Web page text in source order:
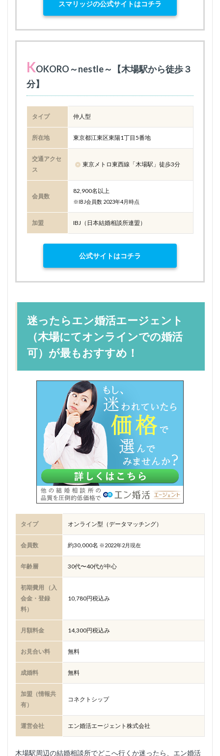
スマリッジの公式サイトはコチラ
KOKORO～nestle～【木場駅から徒歩３
分】
タイプ 仲人型
所在地 東京都江東区東陽1丁目5番地
交通アクセ
ス
東京メトロ東西線「木場駅」徒歩3分
会員数
82,900名以上
※IBJ会員数 2023年4月時点
加盟 IBJ（日本結婚相談所連盟）
公式サイトはコチラ
迷ったらエン婚活エージェント
（木場にてオンラインでの婚活
可）が最もおすすめ！
タイプ オンライン型（データマッチング）
会員数 約30,000名 ※2022年2月現在
年齢層 30代〜40代が中心
初期費用 （入
会金・登録
料）
10,780円税込み
月額料金 14,300円税込み
お見合い料 無料
成婚料 無料
加盟（情報共
有）
コネクトシップ
運営会社 エン婚活エージェント株式会社
木場駅周辺の結婚相談所でどこへ行くか迷ったら、エン婚活